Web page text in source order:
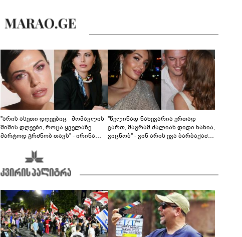
"არის ასეთი დღეებიც - მომავლის
შიშის დღეები, როცა ყველაზე
მარტოდ გრძნობ თავს" - ირინა
"წელიწად-ნახევარია ერთად
ვართ, მაგრამ ძალიან დიდი ხანია,
ვიცნობ" - ვინ არის ევა ბარბაქაძის